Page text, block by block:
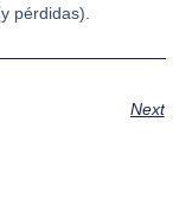
pérdidas).
Next